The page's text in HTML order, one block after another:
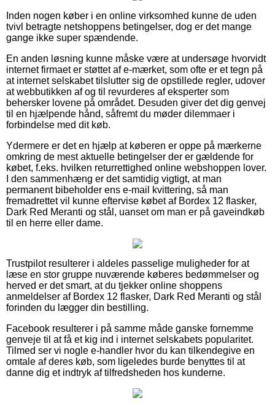
Inden nogen køber i en online virksomhed kunne de uden
tvivl betragte netshoppens betingelser, dog er det mange
gange ikke super spændende.
En anden løsning kunne måske være at undersøge hvorvidt
internet firmaet er støttet af e-mærket, som ofte er et tegn på
at internet selskabet tilslutter sig de opstillede regler, udover
at webbutikken af og til revurderes af eksperter som
behersker lovene på området. Desuden giver det dig genvej
til en hjælpende hånd, såfremt du møder dilemmaer i
forbindelse med dit køb.
Ydermere er det en hjælp at køberen er oppe på mærkerne
omkring de mest aktuelle betingelser der er gældende for
købet, f.eks. hvilken returrettighed online webshoppen lover.
I den sammenhæng er det samtidig vigtigt, at man
permanent bibeholder ens e-mail kvittering, så man
fremadrettet vil kunne eftervise købet af Bordex 12 flasker,
Dark Red Meranti og stål, uanset om man er på gaveindkøb
til en herre eller dame.
Trustpilot resulterer i aldeles passelige muligheder for at
læse en stor gruppe nuværende køberes bedømmelser og
herved er det smart, at du tjekker online shoppens
anmeldelser af Bordex 12 flasker, Dark Red Meranti og stål
forinden du lægger din bestilling.
Facebook resulterer i på samme måde ganske fornemme
genveje til at få et kig ind i internet selskabets popularitet.
Tilmed ser vi nogle e-handler hvor du kan tilkendegive en
omtale af deres køb, som ligeledes burde benyttes til at
danne dig et indtryk af tilfredsheden hos kunderne.